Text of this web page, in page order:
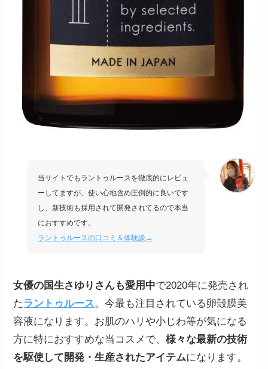
当サイトでもラントゥルースを徹底的にレビュ
ーしてますが、使い心地含め圧倒的に良いです
し、新技術も採用されて開発されてるので本当
におすすめです。
ラントゥルースの口コミ＆体験談→
女優の国生さゆりさんも愛用中で2020年に発売され
たラントゥルース。今最も注目されている卵殻膜美
容液になります。お肌のハリや小じわ等が気になる
方に特におすすめな当コスメで、様々な最新の技術
を駆使して開発・生産されたアイテムになります。